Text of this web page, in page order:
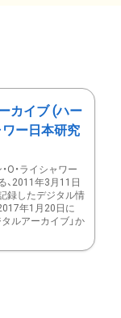
カイブ (ハー
ー日本研究
O・ライシャワー
、2011年3月11日
録したデジタル情
年1月20日に
ルアーカイブ」か